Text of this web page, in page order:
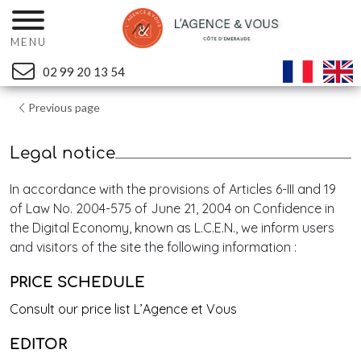
MENU
02 99 20 13 54
Previous page
Legal notice
In accordance with the provisions of Articles 6-III and 19
of Law No. 2004-575 of June 21, 2004 on Confidence in
the Digital Economy, known as L.C.E.N., we inform users
and visitors of the site the following information :
PRICE SCHEDULE
Consult our price list L’Agence et Vous
EDITOR